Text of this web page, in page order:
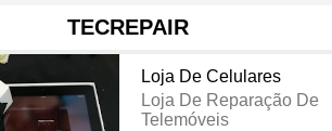
TECREPAIR
Loja De Celulares
Loja De Reparação De
Telemóveis